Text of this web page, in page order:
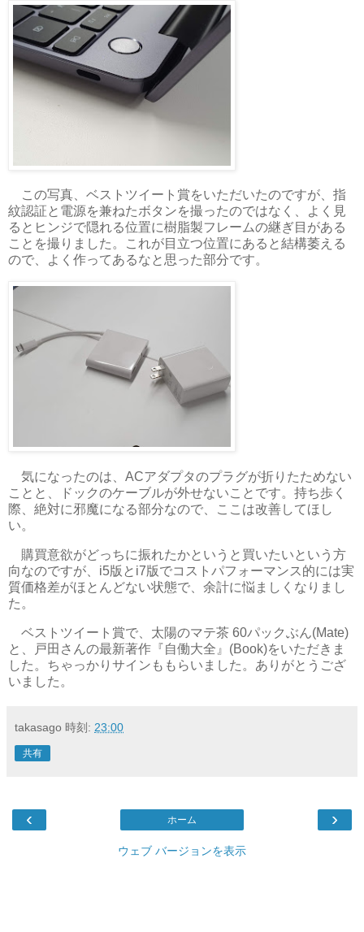
この写真、ベストツイート賞をいただいたのですが、指
紋認証と電源を兼ねたボタンを撮ったのではなく、よく見
るとヒンジで隠れる位置に樹脂製フレームの継ぎ目がある
ことを撮りました。これが目立つ位置にあると結構萎える
ので、よく作ってあるなと思った部分です。
気になったのは、ACアダプタのプラグが折りたためない
ことと、ドックのケーブルが外せないことです。持ち歩く
際、絶対に邪魔になる部分なので、ここは改善してほし
い。
購買意欲がどっちに振れたかというと買いたいという方
向なのですが、i5版とi7版でコストパフォーマンス的には実
質価格差がほとんどない状態で、余計に悩ましくなりまし
た。
ベストツイート賞で、太陽のマテ茶 60パックぶん(Mate)
と、戸田さんの最新著作『自働大全』(Book)をいただきま
した。ちゃっかりサインももらいました。ありがとうござ
いました。
takasago 時刻: 23:00
共有
‹ ›
ホーム
ウェブ バージョンを表示